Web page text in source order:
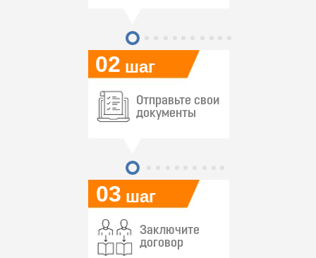
03
02 шаг
шаг
Отправьте свои
документы
Заключите
договор